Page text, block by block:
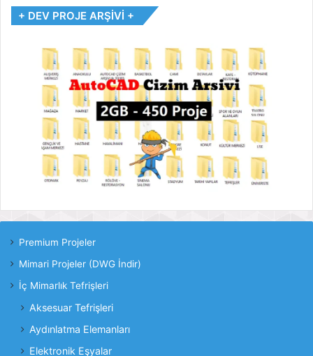
+ DEV PROJE ARŞİVİ +
Premium Projeler
Mimari Projeler (DWG İndir)
İç Mimarlık Tefrişleri
Aksesuar Tefrişleri
Aydınlatma Elemanları
Elektronik Eşyalar